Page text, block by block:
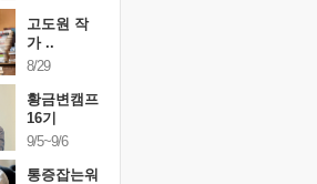
고도원 작
가 ..
8/29
황금변캠프
16기
9/5~9/6
통증잡는워